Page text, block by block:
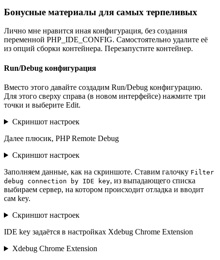
Бонусные материалы для самых терпеливых
Лично мне нравится иная конфигурация, без создания
переменной PHP_IDE_CONFIG. Самостоятельно удалите её
из опций сборки контейнера. Перезапустите контейнер.
Run/Debug конфигурация
Вместо этого давайте создадим Run/Debug конфигурацию.
Для этого сверху справа (в новом интерфейсе) нажмите три
точки и выберите Edit.
Скриншот настроек
Далее плюсик, PHP Remote Debug
Скриншот настроек
Заполняем данные, как на скриншоте. Ставим галочку Filter
debug connection by IDE key, из выпадающего списка
выбираем сервер, на котором происходит отладка и вводит
сам key.
Скриншот настроек
IDE key задаётся в настройках Xdebug Chrome Extension
Xdebug Chrome Extension